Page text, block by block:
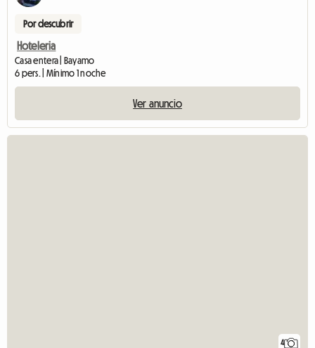
Por descubrir
Hoteleria
Casa entera | Bayamo
6 pers. | Mínimo 1 noche
Ver anuncio
4